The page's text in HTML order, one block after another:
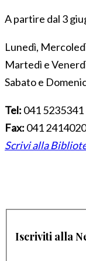
A partire dal 3
Lunedì,
Martedì e
Sabato e
Tel: 041 5235341
Fax: 041 2414020
Scrivi alla
Iscriviti alla